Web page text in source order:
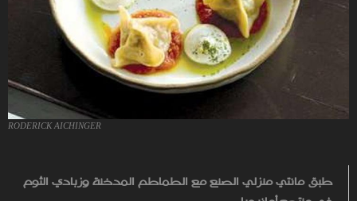
RODERICK AICHINGER
طبق مانتي منزلي الصنع مع الطماطم المدخنة وزبادي الثوم